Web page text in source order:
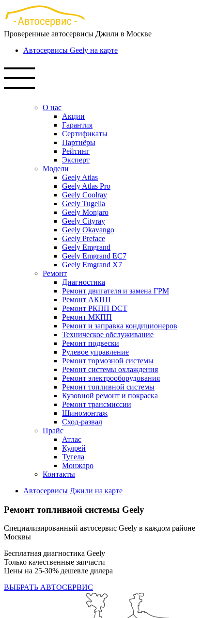
Перейти
к
основному
содержанию
Проверенные автосервисы Джили в Москве
Автосервисы Geely на карте
О нас
Акции
Гарантия
Сертификаты
Партнёры
Рейтинг
Эксперт
Модели
Geely Atlas
Geely Atlas Pro
Geely Coolray
Geely Tugella
Geely Monjaro
Geely Cityray
Geely Okavango
Geely Preface
Geely Emgrand
Geely Emgrand EC7
Geely Emgrand X7
Ремонт
Диагностика
Ремонт двигателя и замена ГРМ
Ремонт АКПП
Ремонт РКПП DCT
Ремонт МКПП
Ремонт и заправка кондиционеров
Техническое обслуживание
Ремонт подвески
Рулевое управление
Ремонт тормозной системы
Ремонт системы охлаждения
Ремонт электрооборудования
Ремонт топливной системы
Кузовной ремонт и покраска
Ремонт трансмиссии
Шиномонтаж
Сход-развал
Прайс
Атлас
Кулрей
Тугела
Монжаро
Контакты
Автосервисы Джили на карте
Ремонт топливной системы Geely
Специализированный автосервис Geely в каждом районе
Москвы
Бесплатная диагностика Geely
Только качественные запчасти
Цены на 25-30% дешевле дилера
ВЫБРАТЬ АВТОСЕРВИС